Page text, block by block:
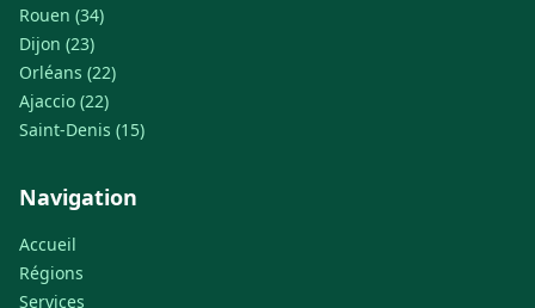
Rouen (34)
Dijon (23)
Orléans (22)
Ajaccio (22)
Saint-Denis (15)
Navigation
Accueil
Régions
Services